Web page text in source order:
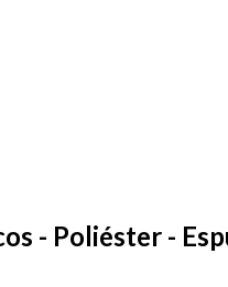
- Poliéster -